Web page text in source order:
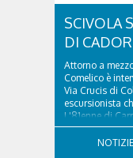
SCIVOLA
DI
Attorno a
Comelico è
Via Crucis di
escursionista
L'81enne di
comitiva e
NOTIZIE